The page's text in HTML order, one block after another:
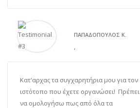
ΠΑΠΑΔΌΠΟΥΛΟΣ Κ.
,
Κατ'αρχας τα συγχαρητήρια μου για τον
ιστότοπο που έχετε οργανώσει! Πρέπει
να ομολογήσω πως από όλα τα